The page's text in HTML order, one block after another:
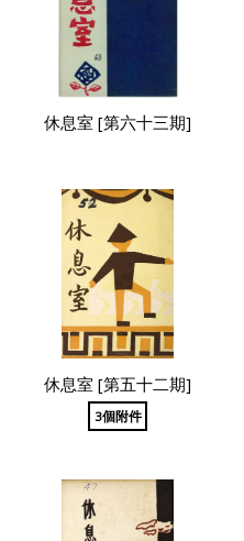
休息室 [第六十三期]
休息室 [第五十二期]
3個附件